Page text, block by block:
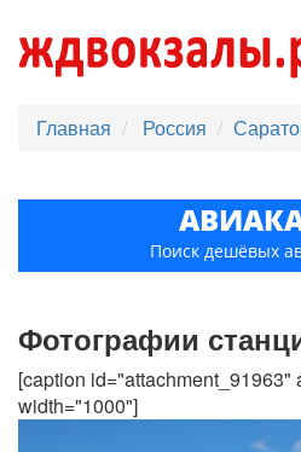
Главная Россия
Поиск дешёвых
Фотографии
[caption
width="1000"]